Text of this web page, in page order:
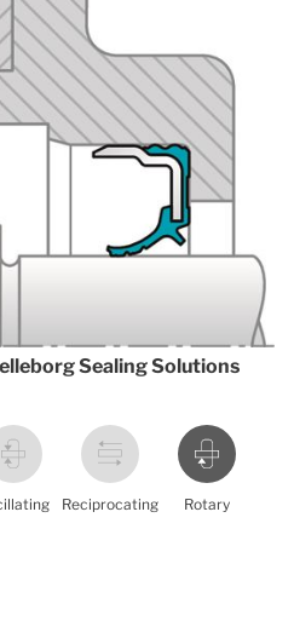
Sealing Solutions
Reciprocating Rotary